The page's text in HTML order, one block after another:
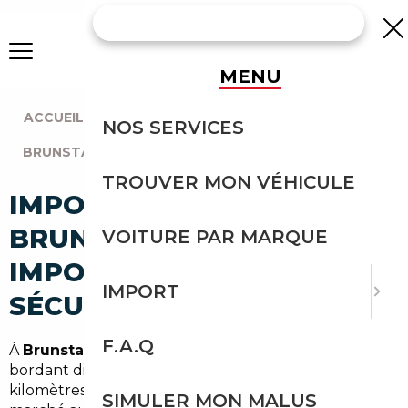
ACCUEIL AGENCE MULHOUSE
BRUNSTATT-DIDENHEIM (68350)
IMPORT VOITURE À
BRUNSTATT-DIDENHEIM :
IMPORTEZ EN TOUTE
SÉCURITÉ
À Brunstatt-Didenheim
bordant directement Mulhouse et à quelques
kilomètres de la frontière suisse et allemande, le
MENU
NOS SERVICES
TROUVER MON VÉHICULE
VOITURE PAR MARQUE
IMPORT
F.A.Q
SIMULER MON MALUS